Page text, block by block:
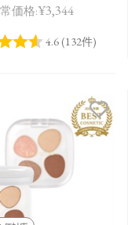
価格:¥3,344